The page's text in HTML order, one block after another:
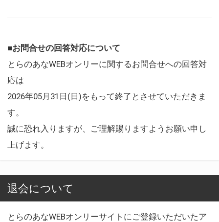
■お問合せの回答対応について
とらのあなWEBオンリーに関するお問合せへの回答対
応は
2026年05月31日(日)をもって終了とさせていただきま
す。
誠に恐れ入りますが、ご理解賜りますようお願い申し
上げます。
退会について
とらのあなWEBオンリーサイトにご登録いただいたア